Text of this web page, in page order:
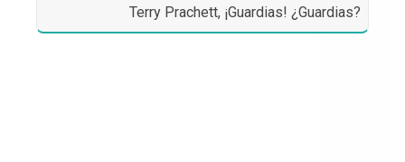
Terry Prachett, ¡Guardias! ¿Guardias?